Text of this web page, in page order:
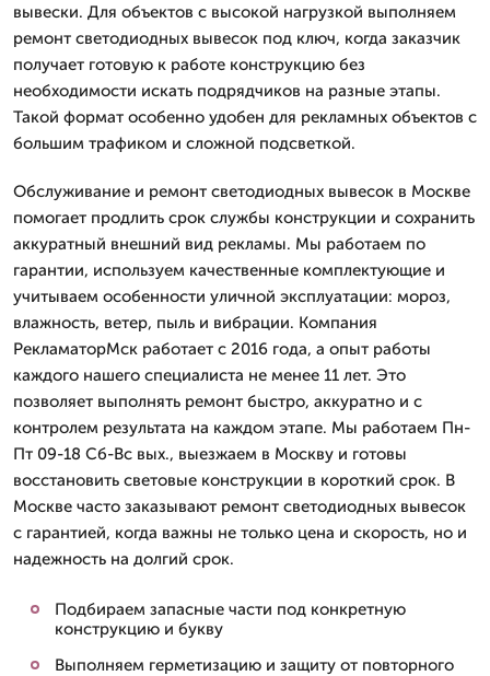
вывески. Для объектов с высокой нагрузкой выполняем
ремонт светодиодных вывесок под ключ, когда заказчик
получает готовую к работе конструкцию без
необходимости искать подрядчиков на разные этапы.
Такой формат особенно удобен для рекламных объектов с
большим трафиком и сложной подсветкой.
Обслуживание и ремонт светодиодных вывесок в Москве
помогает продлить срок службы конструкции и сохранить
аккуратный внешний вид рекламы. Мы работаем по
гарантии, используем качественные комплектующие и
учитываем особенности уличной эксплуатации: мороз,
влажность, ветер, пыль и вибрации. Компания
РекламаторМск работает с 2016 года, а опыт работы
каждого нашего специалиста не менее 11 лет. Это
позволяет выполнять ремонт быстро, аккуратно и с
контролем результата на каждом этапе. Мы работаем Пн-
Пт 09-18 Сб-Вс вых., выезжаем в Москву и готовы
восстановить световые конструкции в короткий срок. В
Москве часто заказывают ремонт светодиодных вывесок
с гарантией, когда важны не только цена и скорость, но и
надежность на долгий срок.
Подбираем запасные части под конкретную
конструкцию и букву
Выполняем герметизацию и защиту от повторного